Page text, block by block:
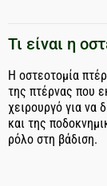
Τι είναι η
Η οστεοτομία
της πτέρνας που
χειρουργό για να
και της
ρόλο στη βάδιση.